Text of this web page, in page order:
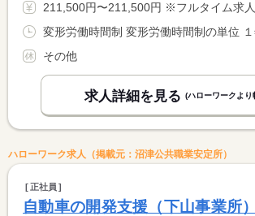
211,500円〜211,500円 ※フルタイム求人の場合は月額（換算額）、パート求人の場合は
その他
求人詳細を見る (ハローワークより
ハローワーク求人（掲載元：沼津公共職業安定所）
正社員
自動車の開発支援（下山事業所）